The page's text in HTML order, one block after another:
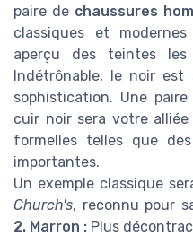
paire de chaussures
classiques et
aperçu des teintes
Indétrônable, le noir
sophistication. Une
cuir noir sera votre
formelles telles que
importantes.
Un exemple classique
Church's, reconnu pour
2. Marron : Plus